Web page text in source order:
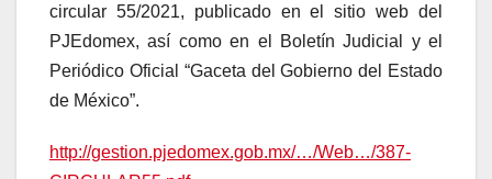
circular 55/2021, publicado en el sitio web del
PJEdomex, así como en el Boletín Judicial y el
Periódico Oficial “Gaceta del Gobierno del Estado
de México”.
http://gestion.pjedomex.gob.mx/…/Web…/387-